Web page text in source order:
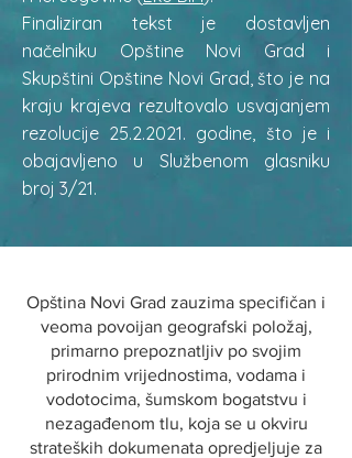
Finaliziran tekst je dostavljen
načelniku Opštine Novi Grad i
Skupštini Opštine Novi Grad, što je na
kraju krajeva rezultovalo usvajanjem
rezolucije 25.2.2021. godine, što je i
obajavljeno u Službenom glasniku
broj 3/21.
Opština Novi Grad zauzima specifičan i
veoma povoijan geografski položaj,
primarno prepoznatljiv po svojim
prirodnim vrijednostima, vodama i
vodotocima, šumskom bogatstvu i
nezagađenom tlu, koja se u okviru
strateških dokumenata opredjeljuje za